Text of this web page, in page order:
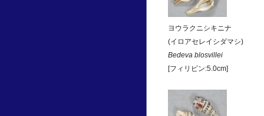
ヨウラクニシキニナ
(イロアセレイシダマシ)
Bedeva blosvillei
[フィリピン:5.0cm]